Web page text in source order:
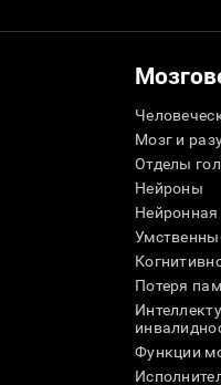
Мозг и
Отделы
Нейроны
Нейронная
Потеря
Функции